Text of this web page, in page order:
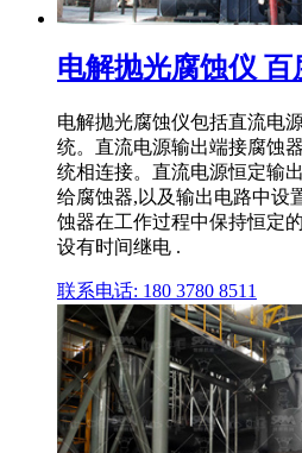
电解抛光腐蚀仪 百
电解抛光腐蚀仪包括直流电
统。直流电源输出端接腐蚀
统相连接。直流电源恒定输
给腐蚀器,以及输出电路中设
蚀器在工作过程中保持恒定
设有时间继电 .
联系电话: 180 3780 8511